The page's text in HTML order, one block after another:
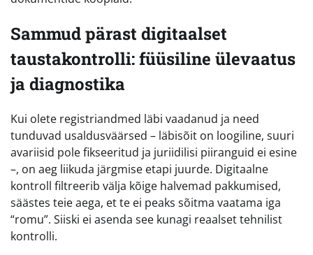
Sammud pärast digitaalset
taustakontrolli: füüsiline ülevaatus
ja diagnostika
Kui olete registriandmed läbi vaadanud ja need
tunduvad usaldusväärsed – läbisõit on loogiline, suuri
avariisid pole fikseeritud ja juriidilisi piiranguid ei esine
–, on aeg liikuda järgmise etapi juurde. Digitaalne
kontroll filtreerib välja kõige halvemad pakkumised,
säästes teie aega, et te ei peaks sõitma vaatama iga
“romu”. Siiski ei asenda see kunagi reaalset tehnilist
kontrolli.